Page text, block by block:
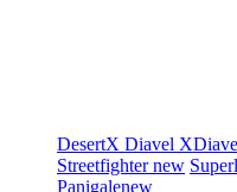
DesertX Diavel
Streetfighternew
Panigalenew